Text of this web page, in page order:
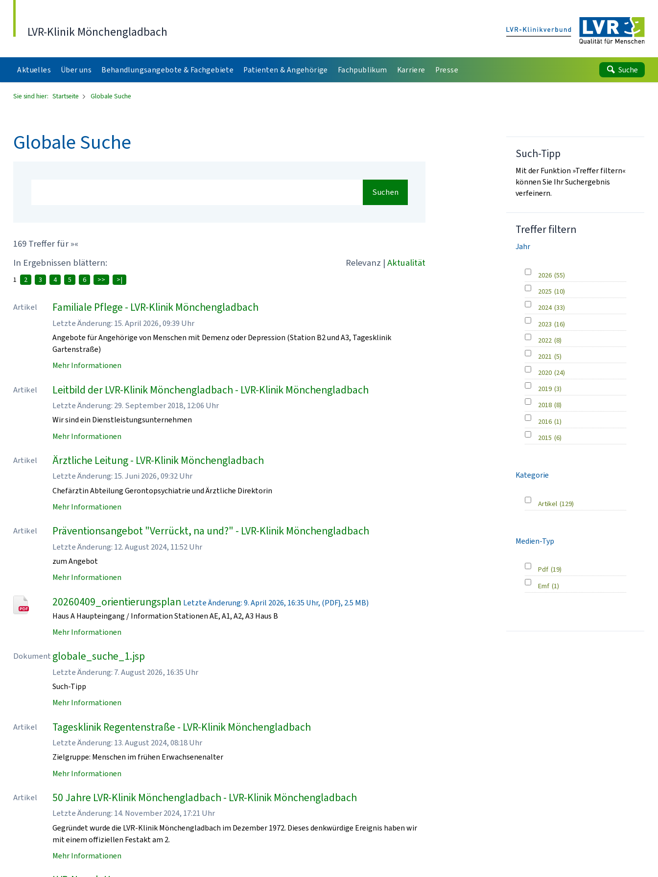
LVR-Klinik Mönchengladbach
Aktuelles Über uns Behandlungsangebote & Fachgebiete Patienten & Angehörige Fachpublikum Karriere Presse Suche
Sie sind hier: Startseite Globale Suche
Globale Suche
Suchen
169 Treffer für »«
In Ergebnissen blättern:
Relevanz | Aktualität
1 2 3 4 5 6 >> >|
Artikel Familiale Pflege - LVR-Klinik Mönchengladbach
Letzte Änderung: 15. April 2026, 09:39 Uhr
Angebote für Angehörige von Menschen mit Demenz oder Depression (Station B2 und A3, Tagesklinik
Gartenstraße)
Mehr Informationen
Artikel Leitbild der LVR-Klinik Mönchengladbach - LVR-Klinik Mönchengladbach
Letzte Änderung: 29. September 2018, 12:06 Uhr
Wir sind ein Dienstleistungsunternehmen
Mehr Informationen
Artikel Ärztliche Leitung - LVR-Klinik Mönchengladbach
Letzte Änderung: 15. Juni 2026, 09:32 Uhr
Chefärztin Abteilung Gerontopsychiatrie und Ärztliche Direktorin
Mehr Informationen
Artikel Präventionsangebot "Verrückt, na und?" - LVR-Klinik Mönchengladbach
Letzte Änderung: 12. August 2024, 11:52 Uhr
zum Angebot
Mehr Informationen
20260409_orientierungsplan Letzte Änderung: 9. April 2026, 16:35 Uhr, (PDF}, 2.5 MB)
Haus A Haupteingang / Information Stationen AE, A1, A2, A3 Haus B
Mehr Informationen
Dokument globale_suche_1.jsp
Letzte Änderung: 7. August 2026, 16:35 Uhr
Such-Tipp
Mehr Informationen
Artikel Tagesklinik Regentenstraße - LVR-Klinik Mönchengladbach
Letzte Änderung: 13. August 2024, 08:18 Uhr
Zielgruppe: Menschen im frühen Erwachsenenalter
Mehr Informationen
Artikel 50 Jahre LVR-Klinik Mönchengladbach - LVR-Klinik Mönchengladbach
Letzte Änderung: 14. November 2024, 17:21 Uhr
Gegründet wurde die LVR-Klinik Mönchengladbach im Dezember 1972. Dieses denkwürdige Ereignis haben wir
mit einem offiziellen Festakt am 2.
Mehr Informationen
Such-Tipp
Mit der Funktion »Treffer filtern«
können Sie Ihr Suchergebnis
verfeinern.
Treffer filtern
Jahr
2026 (55)
2025 (10)
2024 (33)
2023 (16)
2022 (8)
2021 (5)
2020 (24)
2019 (3)
2018 (8)
2016 (1)
2015 (6)
Kategorie
Artikel (129)
Medien-Typ
Pdf (19)
Emf (1)